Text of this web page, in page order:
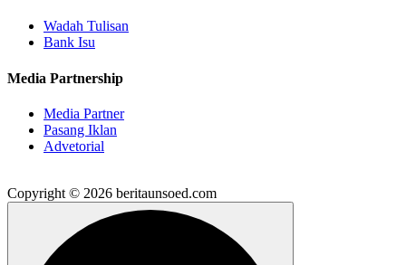
Wadah Tulisan
Bank Isu
Media Partnership
Media Partner
Pasang Iklan
Advetorial
Copyright © 2026 beritaunsoed.com